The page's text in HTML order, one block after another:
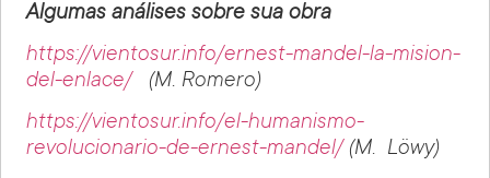
Algumas análises sobre sua obra
https://vientosur.info/ernest-mandel-la-mision-
del-enlace/(M. Romero)
https://vientosur.info/el-humanismo-
revolucionario-de-ernest-mandel/(M. Löwy)